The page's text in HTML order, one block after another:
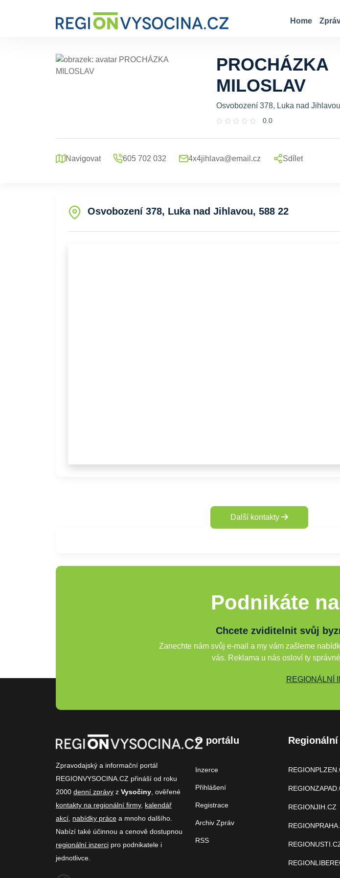
Home
PROCHÁZKA
MILOSLAV
Osvobození 378, Luka nad
0.0
Navigovat 605 702 032 4x4jihlava@email.cz Sdílet
Osvobození 378, Luka nad Jihlavou, 588 22
Další kontakty
Podnikáte
Chcete zviditelnit svůj
Zanechte nám svůj e-mail a my vám zašleme
vás. Reklama u nás osloví ty
REGIONÁLNÍ
Zpravodajský a informační portál
REGIONVYSOCINA.CZ přináší od roku
2000 denní zprávy z Vysočiny , ověřené
kontakty na regionální firmy, kalendář
akcí nabídky práce a mnoho dalšího.
Nabízí také účinnou a cenově dostupnou
regionální inzerci pro podnikatele i
jednotlivce.
O portálu
Inzerce
Přihlášení
Registrace
Archiv Zpráv
RSS
REGIONJIH.CZ